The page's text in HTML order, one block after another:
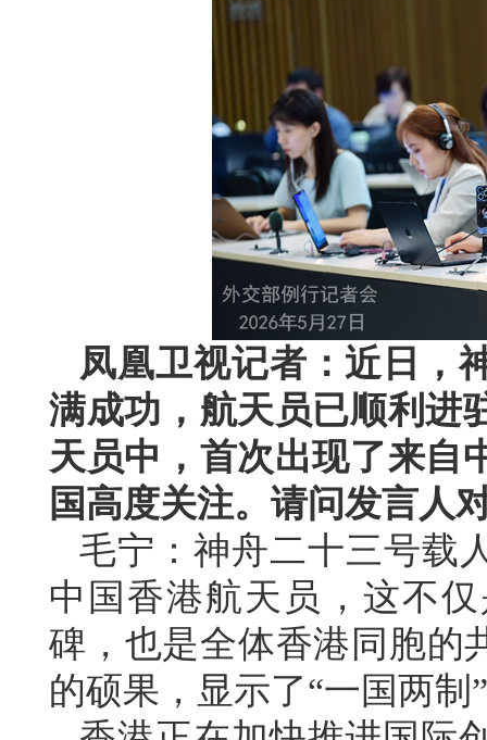
凤凰卫视记者：近日，
满成功，航天员已顺利进
天员中，首次出现了来自
国高度关注。请问发言人
毛宁：神舟二十三号载
中国香港航天员，这不
碑，也是全体香港同胞的
的硕果，显示了“一国两